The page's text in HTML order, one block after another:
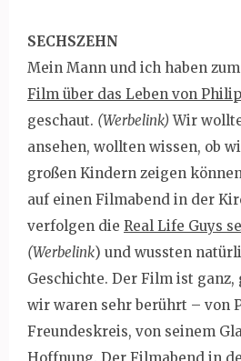
SECHSZEHN
Mein Mann und ich haben
Film über das Leben von
geschaut. (Werbelink)Wir
ansehen, wollten wissen, ob
großen Kindern zeigen
auf einen Filmabend in der
verfolgen die Real Life Guys
(Werbelink) und wussten
Geschichte. Der Film ist ganz,
wir waren sehr berührt – von
Freundeskreis, von seinem
Hoffnung. Der Filmabend in